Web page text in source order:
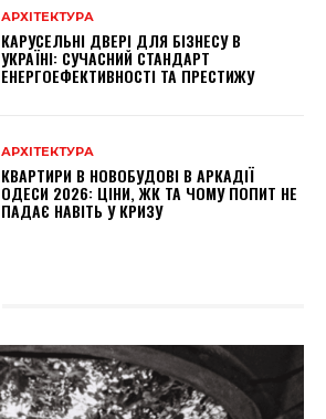
АРХІТЕКТУРА
КАРУСЕЛЬНІ ДВЕРІ ДЛЯ БІЗНЕСУ В
УКРАЇНІ: СУЧАСНИЙ СТАНДАРТ
ЕНЕРГОЕФЕКТИВНОСТІ ТА ПРЕСТИЖУ
АРХІТЕКТУРА
КВАРТИРИ В НОВОБУДОВІ В АРКАДІЇ
ОДЕСИ 2026: ЦІНИ, ЖК ТА ЧОМУ ПОПИТ НЕ
ПАДАЄ НАВІТЬ У КРИЗУ